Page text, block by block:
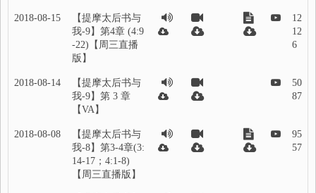
2018-08-15
【提摩太后书与
我-9】第4章 (4:9
-22)【周三直播
版】
12
12
6
2018-08-14
【提摩太后书与
我-9】第 3 章
【VA】
50
87
2018-08-08
【提摩太后书与
我-8】第3-4章(3:
14-17；4:1-8)
【周三直播版】
95
57